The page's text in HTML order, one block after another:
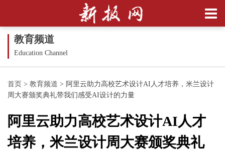
教育频道
Education Channel
首页 > 教育频道 > 阿里云助力高校艺术设计AI人才培养，米兰设计
周大赛颁奖典礼带我们感受AI设计的力量
阿里云助力高校艺术设计AI人才
培养，米兰设计周大赛颁奖典礼